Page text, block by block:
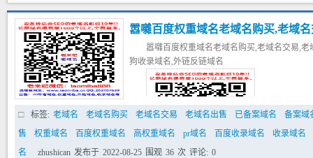
嚣囃百度权重域名老域名购买,老域
高pr域名,百度搜狗收录域名,外链反
嚣囃百度权重域名老域名购买,老域名交易,
狗收录域名,外链反链域名
标签: 老域名 老域名购买 老域名交易 老域名出售 已备案域名
备案域
售
权重域名 百度权重域名 高权重域名 pr域名 百度收录域名
收录域名
名
zhushican 发布于 2022-08-25 围观 36 次 评论: 0